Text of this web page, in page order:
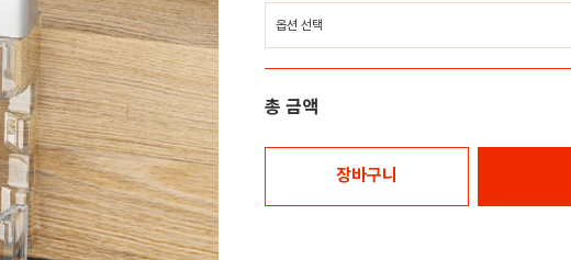
총 금액
장바구니